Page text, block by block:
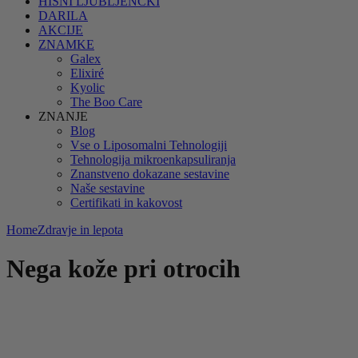
DARILA
AKCIJE
ZNAMKE
Galex
Elixiré
Kyolic
The Boo Care
ZNANJE
Blog
Vse o Liposomalni Tehnologiji
Tehnologija mikroenkapsuliranja
Znanstveno dokazane sestavine
Naše sestavine
Certifikati in kakovost
HomeZdravje in lepota
Nega kože pri otrocih